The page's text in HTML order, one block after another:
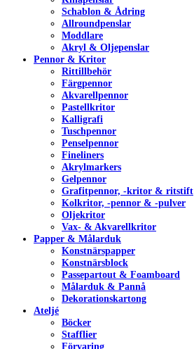
Schablon & Ådring
Allroundpenslar
Moddlare
Akryl & Oljepenslar
Pennor & Kritor
Rittillbehör
Färgpennor
Akvarellpennor
Pastellkritor
Kalligrafi
Tuschpennor
Penselpennor
Fineliners
Akrylmarkers
Gelpennor
Grafitpennor, -kritor & ritstift
Kolkritor, -pennor & -pulver
Oljekritor
Vax- & Akvarellkritor
Papper & Målarduk
Konstnärspapper
Konstnärsblock
Passepartout & Foamboard
Målarduk & Pannå
Dekorationskartong
Ateljé
Böcker
Stafflier
Förvaring